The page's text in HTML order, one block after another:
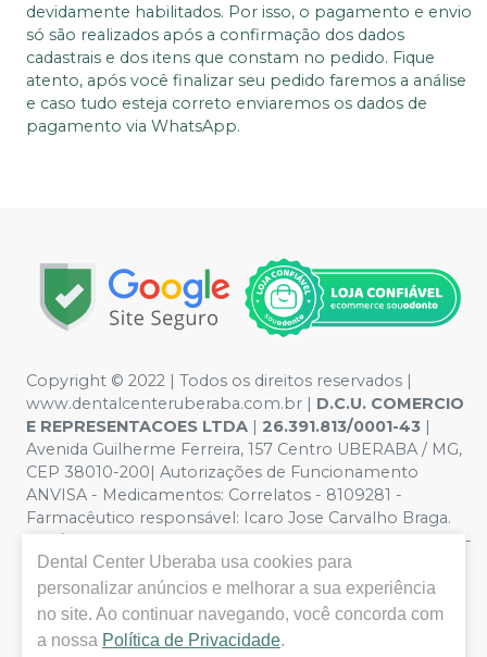
devidamente habilitados. Por isso, o pagamento e envio
só são realizados após a confirmação dos dados
cadastrais e dos itens que constam no pedido. Fique
atento, após você finalizar seu pedido faremos a análise
e caso tudo esteja correto enviaremos os dados de
pagamento via WhatsApp.
Copyright © 2022 | Todos os direitos reservados |
www.dentalcenteruberaba.com.br | D.C.U. COMERCIO
E REPRESENTACOES LTDA | 26.391.813/0001-43 |
Avenida Guilherme Ferreira, 157 Centro UBERABA / MG,
CEP 38010-200| Autorizações de Funcionamento
ANVISA - Medicamentos: Correlatos - 8109281 -
Farmacêutico responsável: Icaro Jose Carvalho Braga.
CRF/MG nº 53.000 | Política de Privacidade e Segurança -
Fotos meramente ilustrativas - Os preços e condições
da loja virtual estão sujeitos a alterações. Em caso de
divergência de preços no site, o valor válido é o do
Carrinho de Compra. Não vendemos por atacado, por
Dental Center Uberaba usa cookies para
personalizar anúncios e melhorar a sua experiência
no site. Ao continuar navegando, você concorda com
a nossa Política de Privacidade.